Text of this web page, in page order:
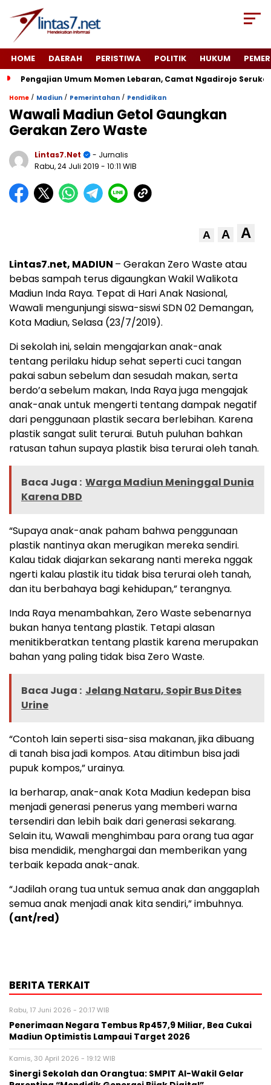
HOME DAERAH PERISTIWA POLITIK HUKUM
Pengajian Umum Momen Lebaran, Camat Ngadirojo
Home / Madiun / Pemerintahan / Pendidikan
Wawali Madiun Getol Gaungkan
Gerakan Zero Waste
Lintas7.net
- Jurnalis
Rabu, 24 Juli 2019 - 10:11 WIB
A A A
Lintas7.net, MADIUN – Gerakan Zero Waste atau
bebas sampah terus digaungkan Wakil Walikota
Madiun Inda Raya. Tepat di Hari Anak Nasional,
Wawali mengunjungi siswa-siswi SDN 02 Demangan,
Kota Madiun, Selasa (23/7/2019).
Di sekolah ini, selain mengajarkan anak-anak
tentang perilaku hidup sehat seperti cuci tangan
pakai sabun sebelum dan sesudah makan, serta
berdo’a sebelum makan, Inda Raya juga mengajak
anak-anak untuk mengerti tentang dampak negatif
dari penggunaan plastik secara berlebihan. Karena
plastik sangat sulit terurai. Butuh puluhan bahkan
ratusan tahun supaya plastik bisa terurai oleh tanah.
Baca Juga : Warga Madiun Meninggal Dunia
Karena DBD
“Supaya anak-anak paham bahwa penggunaan
plastik nantinya akan merugikan mereka sendiri.
Kalau tidak diajarkan sekarang nanti mereka nggak
ngerti kalau plastik itu tidak bisa terurai oleh tanah,
dan itu berbahaya bagi kehidupan,” terangnya.
Inda Raya menambahkan, Zero Waste sebenarnya
bukan hanya tentang plastik. Tetapi alasan
menitikberatkan tentang plastik karena merupakan
bahan yang paling tidak bisa Zero Waste.
Baca Juga : Jelang Nataru, Sopir Bus Dites
Urine
“Contoh lain seperti sisa-sisa makanan, jika dibuang
di tanah bisa jadi kompos. Atau ditimbun bisa jadi
pupuk kompos,” urainya.
Ia berharap, anak-anak Kota Madiun kedepan bisa
menjadi generasi penerus yang memberi warna
tersendiri dan lebih baik dari generasi sekarang.
Selain itu, Wawali menghimbau para orang tua agar
bisa mendidik, menghargai dan memberikan yang
terbaik kepada anak-anak.
“Jadilah orang tua untuk semua anak dan anggaplah
semua anak menjadi anak kita sendiri,” imbuhnya.
(ant/red)
BERITA TERKAIT
Rabu, 17 Juni 2026 - 20:17 WIB
Penerimaan Negara Tembus Rp457,9 Miliar, Bea Cukai
Madiun Optimistis Lampaui Target 2026
Kamis, 30 April 2026 - 19:12 WIB
Sinergi Sekolah dan Orangtua: SMPIT Al-Wakil Gelar